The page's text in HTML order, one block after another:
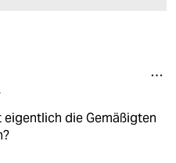
die Gemäßigten